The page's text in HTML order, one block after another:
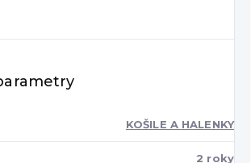
KOŠILE A HALENKY
2 roky